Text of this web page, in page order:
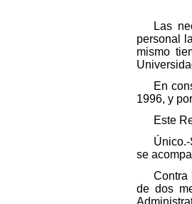
Las
personal
mismo
En
1996, y
Este
se
Contra
de dos